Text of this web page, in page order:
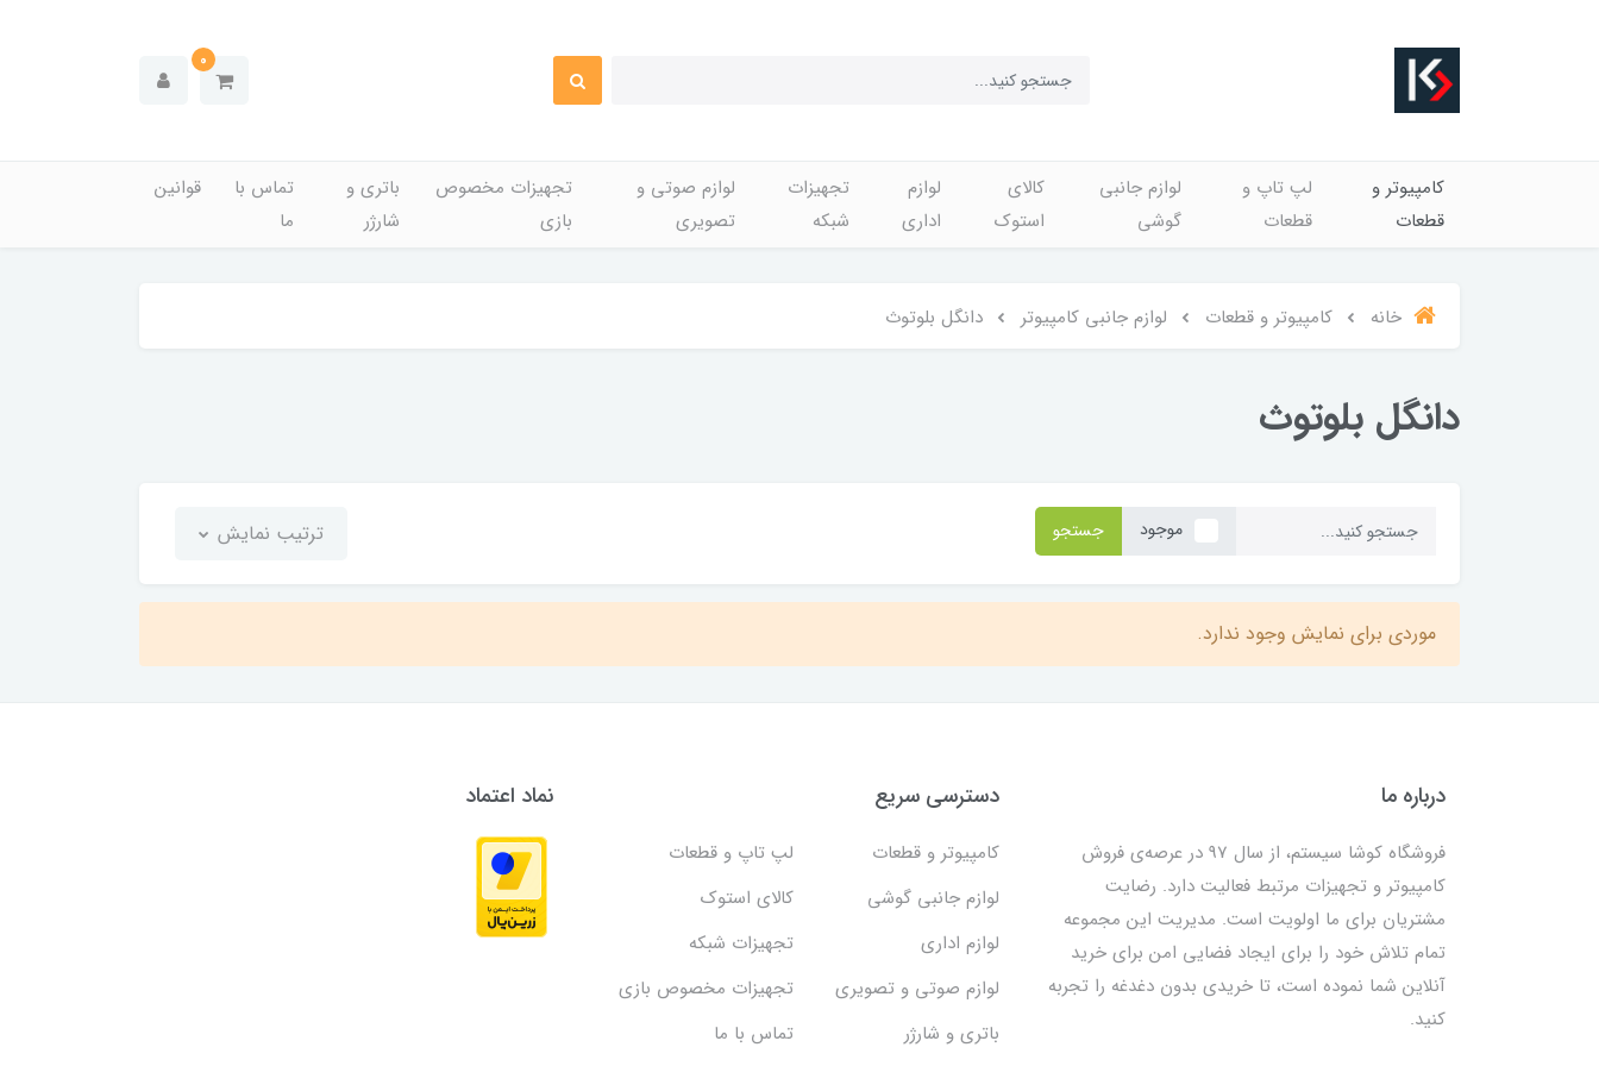
0
کامپیوتر و
قطعات
لپ تاپ و
قطعات
لوازم جانبی
گوشی
کالای
استوک
لوازم
اداری
تجهیزات
شبکه
لوازم صوتی و
تصویری
تجهیزات مخصوص
بازی
باتری و
شارژر
تماس با
ما
قوانین
خانه کامپیوتر و قطعات لوازم جانبی کامپیوتر دانگل بلوتوث
دانگل بلوتوث
موجود جستجو ترتیب نمایش
موردی برای نمایش وجود ندارد.
درباره ما
فروشگاه کوشا سیستم، از سال 97 در عرصه‌ی فروش
کامپیوتر و تجهیزات مرتبط فعالیت دارد. رضایت
مشتریان برای ما اولویت است. مدیریت این مجموعه
تمام تلاش خود را برای ایجاد فضایی امن برای خرید
آنلاین شما نموده است، تا خریدی بدون دغدغه را تجربه
کنید.
دسترسی سریع
کامپیوتر و قطعات
لپ تاپ و قطعات
لوازم جانبی گوشی
کالای استوک
لوازم اداری
تجهیزات شبکه
لوازم صوتی و تصویری
تجهیزات مخصوص بازی
باتری و شارژر
تماس با ما
نماد اعتماد